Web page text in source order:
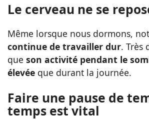
Le cerveau ne se
Même lorsque nous dormons,
continue de travailler dur. Très
que son activité pendant le
élevée que durant la journée.
Faire une pause de
temps est vital